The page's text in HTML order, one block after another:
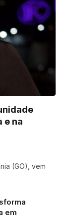
e na
(GO), vem
em